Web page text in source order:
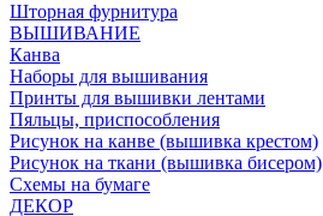
Шторная фурнитура
ВЫШИВАНИЕ
Канва
Наборы для вышивания
Принты для вышивки лентами
Пяльцы, приспособления
Рисунок на канве (вышивка крестом)
Рисунок на ткани (вышивка бисером)
Схемы на бумаге
ДЕКОР